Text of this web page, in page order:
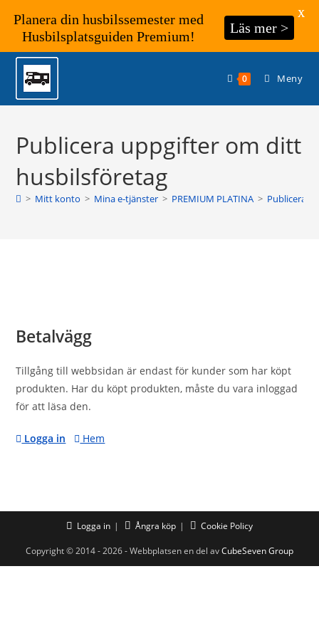
Hoppa
innehållet
0 Meny
Publicera uppgifter om ditt
husbilsföretag
> Mitt konto > Mina e-tjänster > PREMIUM PLATINA > Publicera
Betalvägg
Tillgång till webbsidan är endast för kunder som har köpt
produkten. Har du köpt produkten, måste du vara inloggad
för att läsa den.
Logga in Hem
Logga in Ångra köp Cookie Policy
Copyright © 2014 - 2026 - Webbplatsen en del avCubeSeven Group
Planera din husbilssemester med
Husbilsplatsguiden Premium!
Läs mer >
X